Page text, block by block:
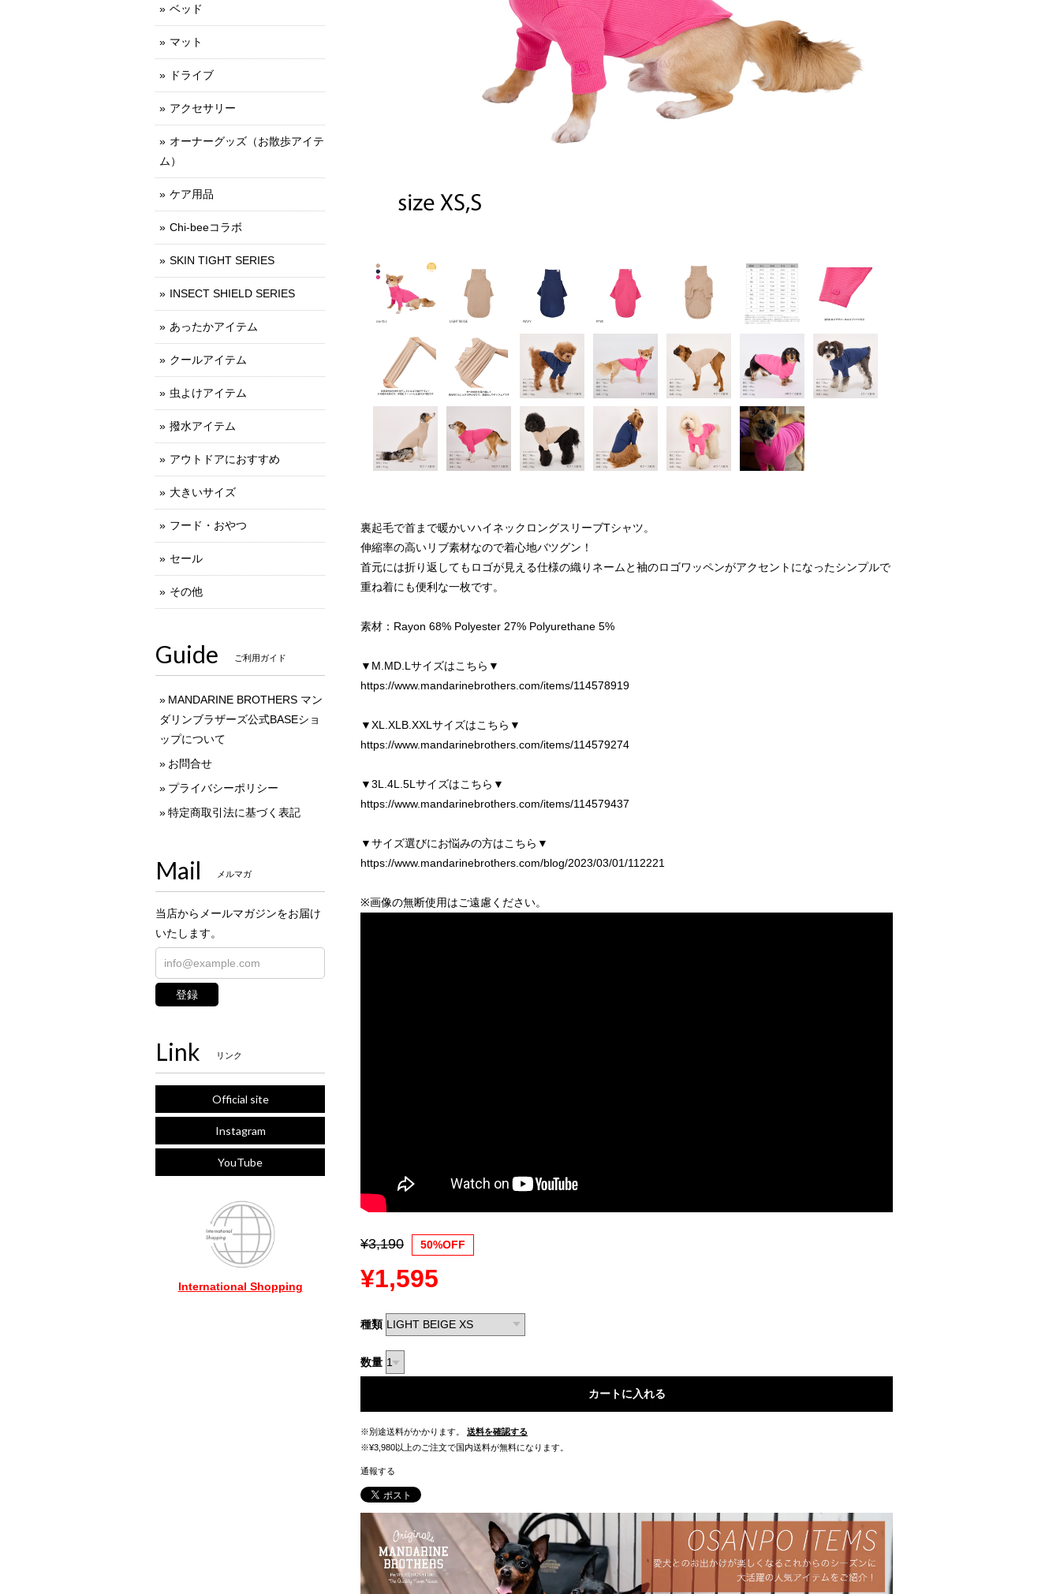
裏起毛で首まで暖かいハイネックロングスリーブTシャツ。
伸縮率の高いリブ素材なので着心地バツグン！
首元には折り返してもロゴが見える仕様の織りネームと袖のロゴワッペンがアクセントになったシンプルで
重ね着にも便利な一枚です。
素材：Rayon 68% Polyester 27% Polyurethane 5%
▼M.MD.Lサイズはこちら▼
https://www.mandarinebrothers.com/items/114578919
▼XL.XLB.XXLサイズはこちら▼
https://www.mandarinebrothers.com/items/114579274
▼3L.4L.5Lサイズはこちら▼
https://www.mandarinebrothers.com/items/114579437
▼サイズ選びにお悩みの方はこちら▼
https://www.mandarinebrothers.com/blog/2023/03/01/112221
※画像の無断使用はご遠慮ください。
¥3,190 50%OFF
¥1,595
種類
数量
カートに入れる
※別途送料がかかります。
送料を確認する
※¥3,980以上のご注文で国内送料が無料になります。
通報する
ベッド
マット
ドライブ
アクセサリー
オーナーグッズ（お散歩アイテ
ム）
ケア用品
Chi-beeコラボ
SKIN TIGHT SERIES
INSECT SHIELD SERIES
あったかアイテム
クールアイテム
虫よけアイテム
撥水アイテム
アウトドアにおすすめ
大きいサイズ
フード・おやつ
セール
その他
Guide ご利用ガイド
MANDARINE BROTHERS マン
ダリンブラザーズ公式BASEショ
ップについて
お問合せ
プライバシーポリシー
特定商取引法に基づく表記
Mail メルマガ
当店からメールマガジンをお届け
いたします。
登録
Link リンク
Official site
Instagram
YouTube
International Shopping